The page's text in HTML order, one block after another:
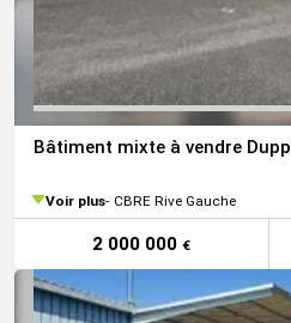
Bâtiment mixte à vendre
Voir plus CBRE Rive Gauche
2 000 000 €